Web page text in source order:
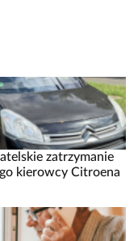
zatrzymanie
kierowcy Citroena